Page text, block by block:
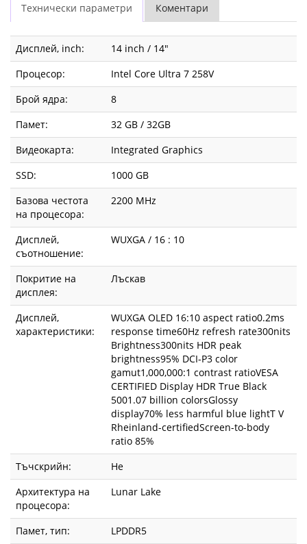
Технически параметри Коментари
Дисплей, inch:
14 inch / 14"
Процесор:
Intel Core Ultra 7 258V
Брой ядра:
8
Памет:
32 GB / 32GB
Видеокарта:
Integrated Graphics
SSD:
1000 GB
Базова честота
на процесора:
2200 MHz
Дисплей,
съотношение:
WUXGA / 16 : 10
Покритие на
дисплея:
Лъскав
Дисплей,
характеристики:
WUXGA OLED 16:10 aspect ratio0.2ms
response time60Hz refresh rate300nits
Brightness300nits HDR peak
brightness95% DCI-P3 color
gamut1,000,000:1 contrast ratioVESA
CERTIFIED Display HDR True Black
5001.07 billion colorsGlossy
display70% less harmful blue lightT V
Rheinland-certifiedScreen-to-body
ratio 85%
Тъчскрийн:
Не
Архитектура на
процесора:
Lunar Lake
Памет, тип:
LPDDR5